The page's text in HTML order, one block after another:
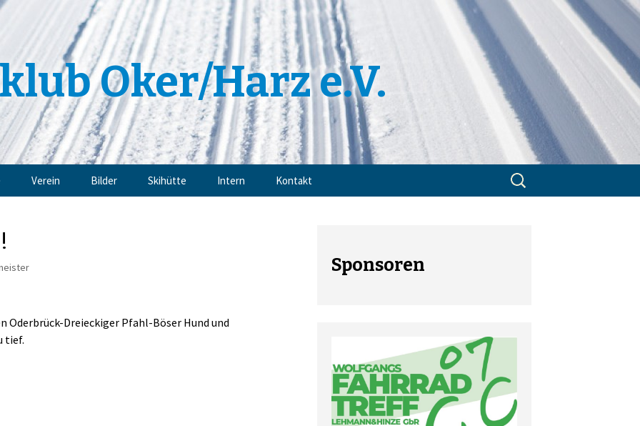
Oker/Harz e.V.
Verein Bilder Skihütte Intern Kontakt
Suchen
nach:
Oderbrück-Dreieckiger Pfahl-Böser Hund und
tief.
Sponsoren